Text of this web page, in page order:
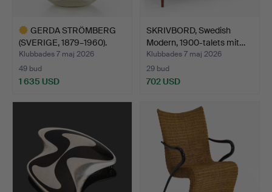
GERDA STRÖMBERG
(SVERIGE, 1879–1960).
Vas…
Klubbades 7 maj 2026
49 bud
1 635 USD
SKRIVBORD, Swedish
Modern, 1900-talets mit…
Klubbades 7 maj 2026
29 bud
702 USD